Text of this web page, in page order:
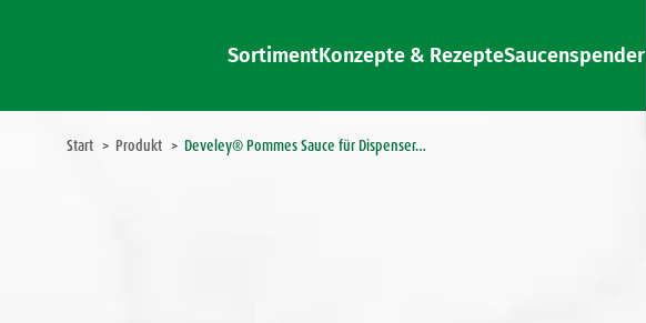
SortimentKonzepte & RezepteSaucenspender
Start Produkt Develey® Pommes Sauce für Dispenser…